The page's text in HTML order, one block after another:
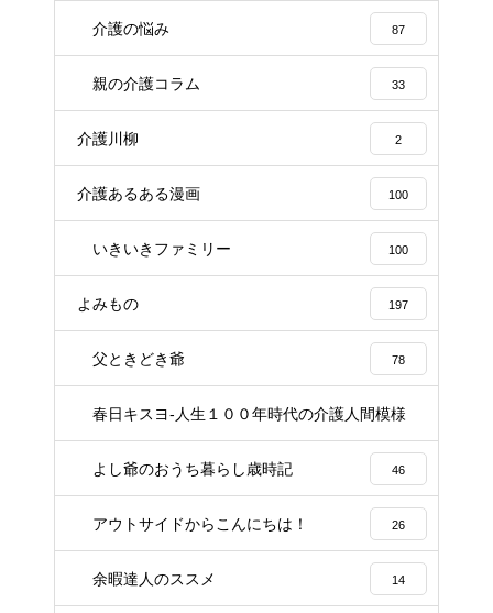
介護の悩み 87
親の介護コラム 33
介護川柳 2
介護あるある漫画 100
いきいきファミリー 100
よみもの 197
父ときどき爺 78
春日キスヨ-人生１００年時代の介護人間模様
よし爺のおうち暮らし歳時記 46
アウトサイドからこんにちは！ 26
余暇達人のススメ 14